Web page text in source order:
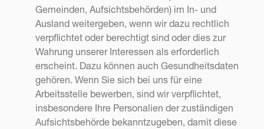
Gemeinden, Aufsichtsbehörden) im In- und
Ausland weitergeben, wenn wir dazu rechtlich
verpflichtet oder berechtigt sind oder dies zur
Wahrung unserer Interessen als erforderlich
erscheint. Dazu können auch Gesundheitsdaten
gehören. Wenn Sie sich bei uns für eine
Arbeitsstelle bewerben, sind wir verpflichtet,
insbesondere Ihre Personalien der zuständigen
Aufsichtsbehörde bekanntzugeben, damit diese